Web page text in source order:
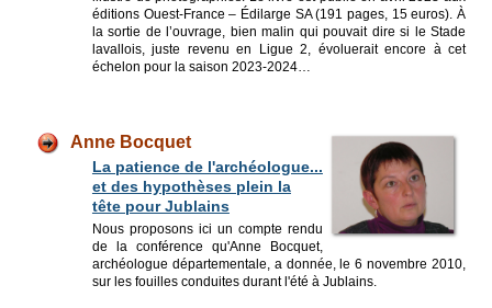
éditions Ouest-France – Édilarge SA (191 pages, 15 euros). À
la sortie de l’ouvrage, bien malin qui pouvait dire si le Stade
lavallois, juste revenu en Ligue 2, évoluerait encore à cet
échelon pour la saison 2023-2024…
Anne Bocquet
La patience de l'archéologue...
et des hypothèses plein la
tête pour Jublains
Nous proposons ici un compte rendu
de la conférence qu'Anne Bocquet,
archéologue départementale, a donnée, le 6 novembre 2010,
sur les fouilles conduites durant l'été à Jublains.